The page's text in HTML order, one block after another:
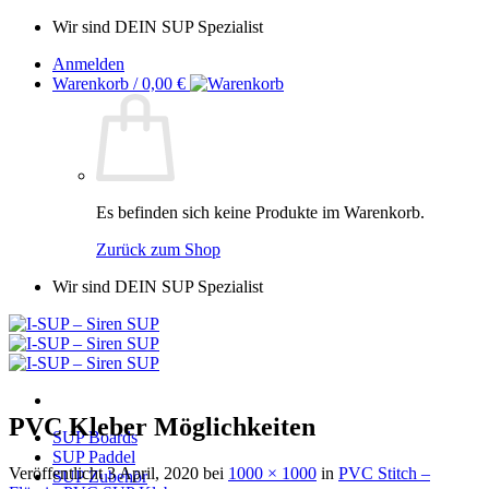
Zum
springen
Wir sind DEIN SUP Spezialist
Anmelden
Warenkorb /0,00 €
Es befinden sich keine Produkte im Warenkorb.
Zurück zum Shop
Wir sind DEIN SUP Spezialist
SUP Boards
SUP Paddel
SUP Zubehör
PVC Kleber Möglichkeiten
Veröffentlicht3 April, 2020 bei 1000 × 1000 in PVC Stitch –